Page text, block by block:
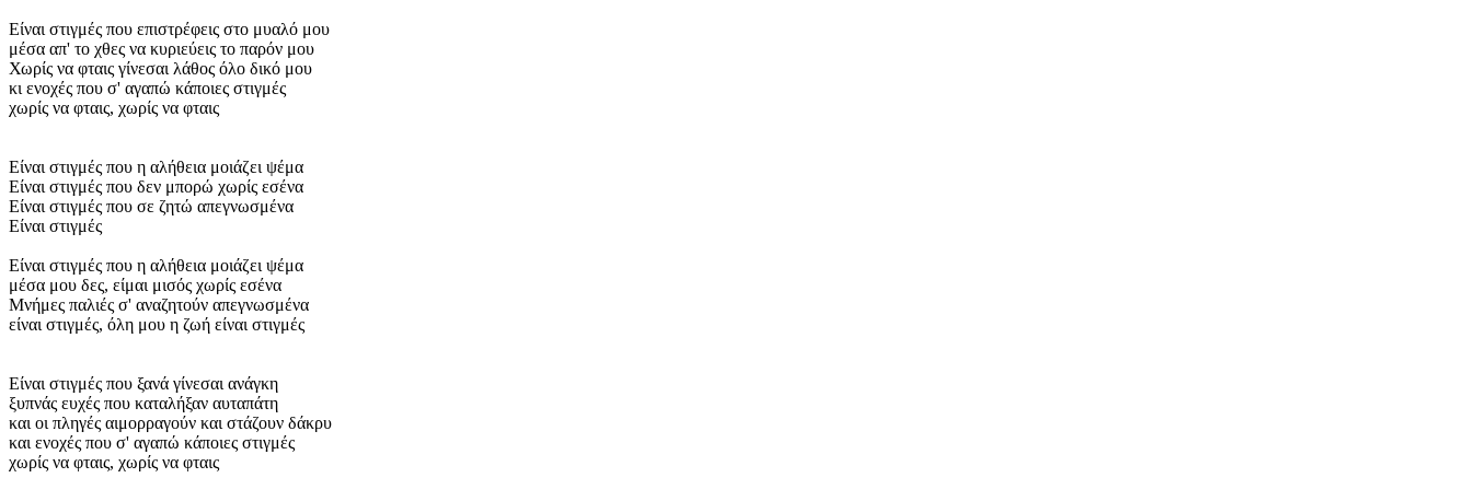
Είναι στιγμές που επιστρέφεις στο μυαλό μου
μέσα απ' το χθες να κυριεύεις το παρόν μου
Χωρίς να φταις γίνεσαι λάθος όλο δικό μου
κι ενοχές που σ' αγαπώ κάποιες στιγμές
χωρίς να φταις, χωρίς να φταις
Είναι στιγμές που η αλήθεια μοιάζει ψέμα
Είναι στιγμές που δεν μπορώ χωρίς εσένα
Είναι στιγμές που σε ζητώ απεγνωσμένα
Είναι στιγμές
Είναι στιγμές που η αλήθεια μοιάζει ψέμα
μέσα μου δες, είμαι μισός χωρίς εσένα
Μνήμες παλιές σ' αναζητούν απεγνωσμένα
είναι στιγμές, όλη μου η ζωή είναι στιγμές
Είναι στιγμές που ξανά γίνεσαι ανάγκη
ξυπνάς ευχές που καταλήξαν αυταπάτη
και οι πληγές αιμορραγούν και στάζουν δάκρυ
και ενοχές που σ' αγαπώ κάποιες στιγμές
χωρίς να φταις, χωρίς να φταις